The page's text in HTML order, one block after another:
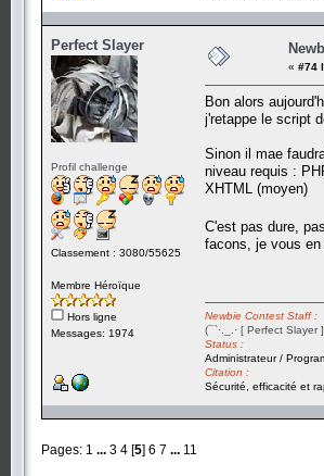
Perfect Slayer
Profil challenge
Classement : 3080/55625
Membre Héroïque
Hors ligne
Messages: 1974
« #74
Bon alors
j'retappe le script
Sinon il mae
niveau requis :
XHTML (moyen)
C'est pas dure,
facons, je vous
Newbie Contest Staff :
(¯`·._.· [ Perfect Slayer ]
Status :
Administrateur /
Citation :
Sécurité, efficacité et
Pages: 1 ... 3 4 [5] 6 7 ... 11